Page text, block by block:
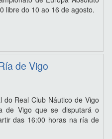
libre do 10 ao 16 de agosto.
de Vigo
do Real Club Náutico de Vigo
de Vigo que se disputará o
das 16:00 horas na ría de